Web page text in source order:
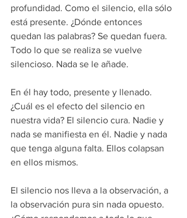
profundidad. Como el silencio, ella sólo
está presente. ¿Dónde entonces
quedan las palabras? Se quedan fuera.
Todo lo que se realiza se vuelve
silencioso. Nada se le añade.
En él hay todo, presente y llenado.
¿Cuál es el efecto del silencio en
nuestra vida? El silencio cura. Nadie y
nada se manifiesta en él. Nadie y nada
que tenga alguna falta. Ellos colapsan
en ellos mismos.
El silencio nos lleva a la observación, a
la observación pura sin nada opuesto.